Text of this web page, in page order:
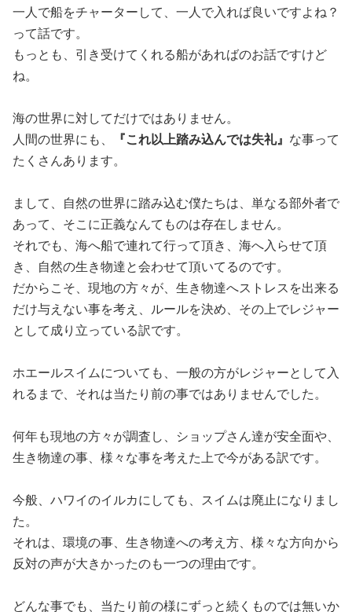
一人で船をチャーターして、一人で入れば良いですよね？
って話です。
もっとも、引き受けてくれる船があればのお話ですけど
ね。
海の世界に対してだけではありません。
人間の世界にも、
『これ以上踏み込んでは失礼』 な事って
たくさんあります。
まして、自然の世界に踏み込む僕たちは、単なる部外者で
あって、そこに正義なんてものは存在しません。
それでも、海へ船で連れて行って頂き、海へ入らせて頂
き、自然の生き物達と会わせて頂いてるのです。
だからこそ、現地の方々が、生き物達へストレスを出来る
だけ与えない事を考え、ルールを決め、その上でレジャー
として成り立っている訳です。
ホエールスイムについても、一般の方がレジャーとして入
れるまで、それは当たり前の事ではありませんでした。
何年も現地の方々が調査し、ショップさん達が安全面や、
生き物達の事、様々な事を考えた上で今がある訳です。
今般、ハワイのイルカにしても、スイムは廃止になりまし
た。
それは、環境の事、生き物達への考え方、様々な方向から
反対の声が大きかったのも一つの理由です。
どんな事でも、当たり前の様にずっと続くものでは無いか